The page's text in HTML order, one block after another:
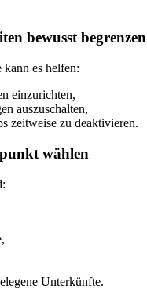
bewusst begrenzen
kann es helfen:
einzurichten,
auszuschalten,
zeitweise zu deaktivieren.
wählen
Unterkünfte.